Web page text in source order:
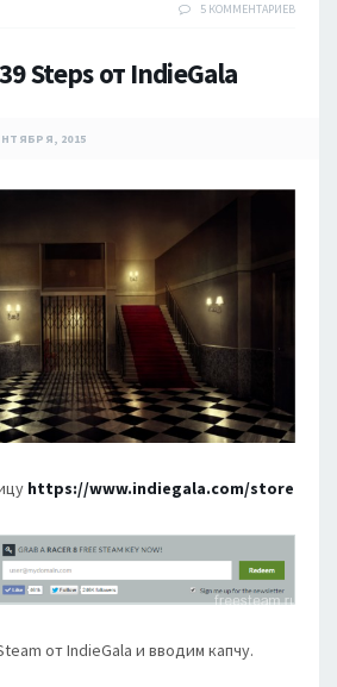
5 КОММЕНТАРИЕВ
Steps от IndieGala
2015
https://www.indiegala.com/store
от IndieGala и вводим капчу.